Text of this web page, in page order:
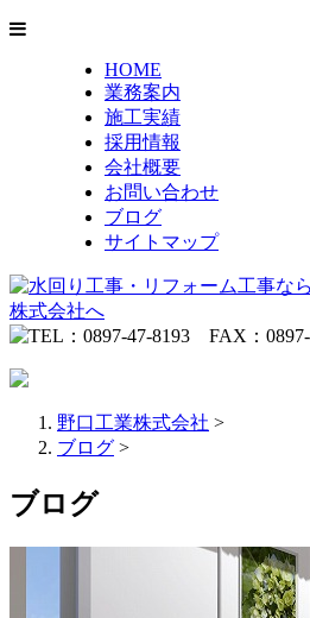
HOME
業務案内
施工実績
採用情報
会社概要
お問い合わせ
ブログ
サイトマップ
野口工業株式会社 >
ブログ >
ブログ